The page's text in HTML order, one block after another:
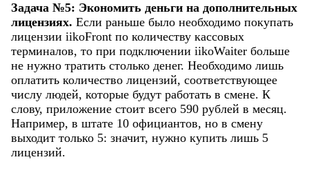
Задача №5: Экономить деньги на дополнительных
лицензиях. Если раньше было необходимо покупать
лицензии iikoFront по количеству кассовых
терминалов, то при подключении iikoWaiter больше
не нужно тратить столько денег. Необходимо лишь
оплатить количество лицензий, соответствующее
числу людей, которые будут работать в смене. К
слову, приложение стоит всего 590 рублей в месяц.
Например, в штате 10 официантов, но в смену
выходит только 5: значит, нужно купить лишь 5
лицензий.